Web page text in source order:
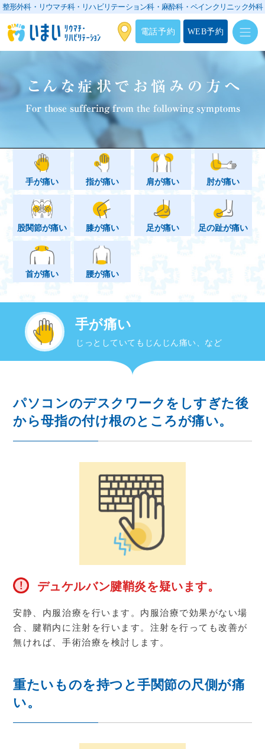
整形外科・リウマチ科・リハビリテーション科・ 麻酔科・ペインクリニック外科
電話予約 WEB予約
こんな症状でお悩みの方へ
For those suffering from the following symptoms
手が痛い 指が痛い 肩が痛い 肘が痛い
股関節が痛い 膝が痛い 足が痛い 足の趾が痛い
首が痛い 腰が痛い
手が痛い
じっとしていてもじんじん痛い、など
パソコンのデスクワークをしすぎた後
から母指の付け根のところが痛い。
デュケルバン腱鞘炎を疑います。
安静、内服治療を行います。内服治療で効果がない場
合、腱鞘内に注射を行います。注射を行っても改善が
無ければ、手術治療を検討します。
重たいものを持つと手関節の尺側が痛
い。